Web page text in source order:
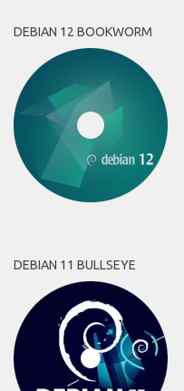
DEBIAN 12 BOOKWORM
DEBIAN 11 BULLSEYE